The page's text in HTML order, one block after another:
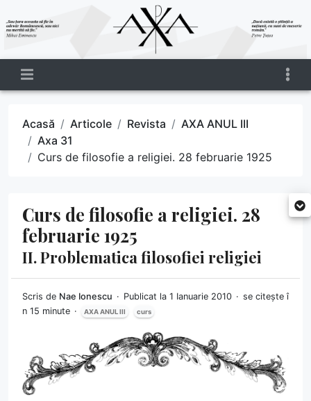
Acasă Articole Revista
AXA ANUL III
Axa 31
Curs de filosofie a religiei. 28 februarie 1925
Curs de filosofie a religiei. 28
februarie 1925
II. Problematica filosofiei religiei
Scris de Nae Ionescu Publicat la 1 Ianuarie 2010
se citește î
n 15 minute
AXA ANUL III curs